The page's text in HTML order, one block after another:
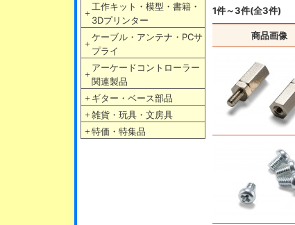
＋
工作キット・模型・書籍・
3Dプリンター
＋
ケーブル・アンテナ・PCサ
プライ
＋
アーケードコントローラー
関連製品
＋ ギター・ベース部品
＋ 雑貨・玩具・文房具
＋ 特価・特集品
1件～3件(全3件)
商品画像